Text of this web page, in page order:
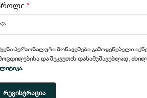
*
პერსონალური მონაცემები გამოყენებული
და შეკვეთის დასამუშავებლად,
.
Რეგისტრაცია